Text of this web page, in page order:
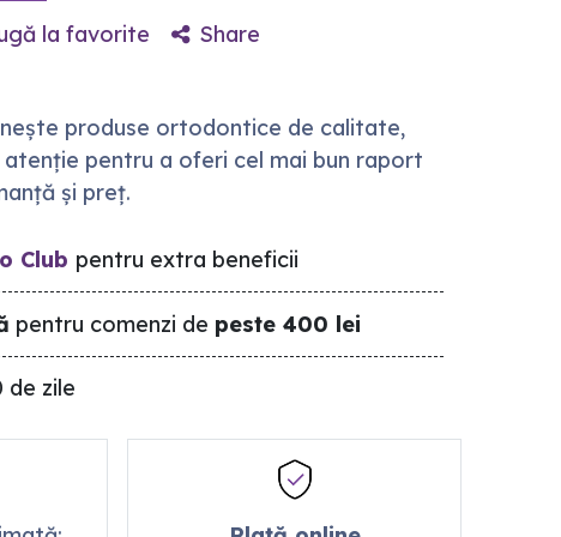
la favorite
Share
produse ortodontice de calitate,
pentru a oferi cel mai bun raport
și preț.
Club pentru extra beneficii
pentru comenzi de peste 400 lei
de zile